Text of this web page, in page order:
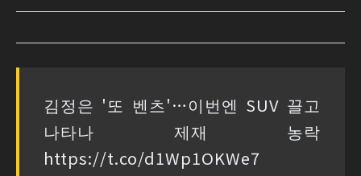
김정은 '또 벤츠'…이번엔 SUV 끌고
나타나 제재 농락
https://t.co/d1Wp1OKWe7